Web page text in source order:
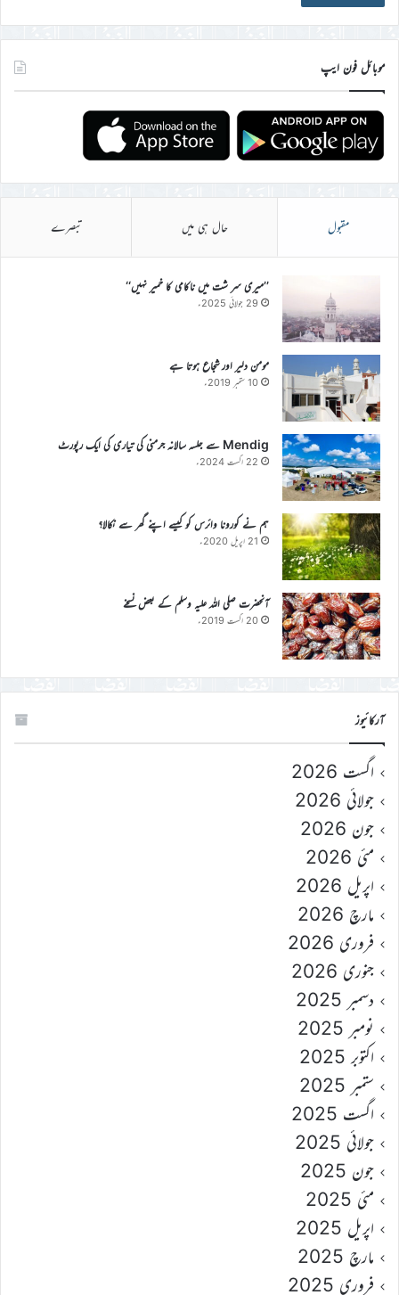
موبائل فون ایپ
مقبول حال ہی میں تبصرے
’’میری سر شت میں ناکامی کا خمیر نہیں‘‘
29 جولائی 2025ء
مومن دلیر اور شجاع ہوتا ہے
10 ستمبر 2019ء
Mendig سے جلسہ سالانہ جرمنی کی تیاری کی ایک رپورٹ
22 اگست 2024ء
ہم نے کورونا وائرس کو کیسے اپنے گھر سے نکالا؟
21 اپریل 2020ء
آنحضرت صلی اللہ علیہ وسلم کے بعض نسخے
20 اگست 2019ء
آرکائیوز
اگست 2026
جولائی 2026
جون 2026
مئی 2026
اپریل 2026
مارچ 2026
فروری 2026
جنوری 2026
دسمبر 2025
نومبر 2025
اکتوبر 2025
ستمبر 2025
اگست 2025
جولائی 2025
جون 2025
مئی 2025
اپریل 2025
مارچ 2025
فروری 2025